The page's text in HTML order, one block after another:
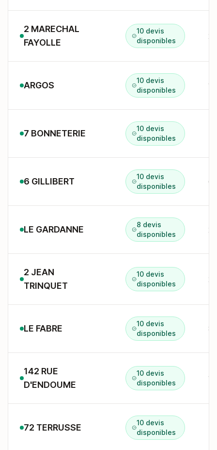
2 MARECHAL
FAYOLLE
10 devis
disponibles
2
ARGOS
10 devis
disponibles
7 BONNETERIE
10 devis
disponibles
6 GILLIBERT
10 devis
disponibles
6
LE GARDANNE
8 devis
disponibles
2 JEAN
TRINQUET
10 devis
disponibles
2
LE FABRE
10 devis
disponibles
142 RUE
D'ENDOUME
10 devis
disponibles
72 TERRUSSE
10 devis
disponibles